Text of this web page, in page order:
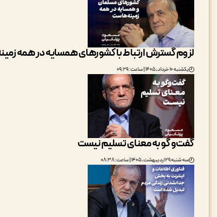
لزوم گسترش ارتباط با کشورهای همسایه در همه
یکشنبه ۱۰ خرداد, ۱۴۰۵ | ساعت: ۰۹:۲۹
گفت‌و گو به معنای تسلیم نیست
سه شنبه ۲۹ اردیبهشت, ۱۴۰۵ | ساعت: ۰۸:۳۸